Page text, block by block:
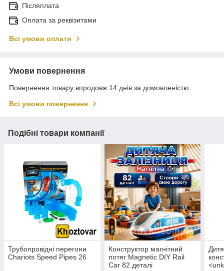
Післяплата
Оплата за реквізитами
Всі умови оплати
Умови повернення
Повернення товару впродовж 14 днів за домовленістю
Всі умови повернення
Подібні товари компанії
Трубопровідні перегони
Chariots Speed Pipes 26
Конструктор магнітний
потяг Magnetic DIY Rail
Car 82 деталі